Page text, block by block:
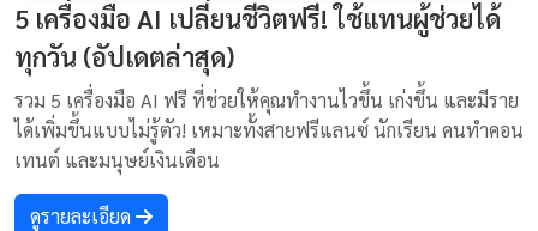
5 เครื่องมือ AI เปลี่ยนชีวิตฟรี! ใช้แทนผู้ช่วยได้
ทุกวัน (อัปเดตล่าสุด)
รวม 5 เครื่องมือ AI ฟรี ที่ช่วยให้คุณทำงานไวขึ้น เก่งขึ้น และมีราย
ได้เพิ่มขึ้นแบบไม่รู้ตัว! เหมาะทั้งสายฟรีแลนซ์ นักเรียน คนทำคอน
เทนต์ และมนุษย์เงินเดือน
ดูรายละเอียด